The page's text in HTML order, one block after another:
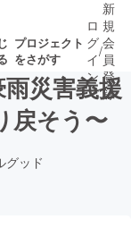
プロジェクト
をさがす
ロ
グ
イ
ン
/
新
規
会
員
登
録
災害義援
戻そう〜
グッド